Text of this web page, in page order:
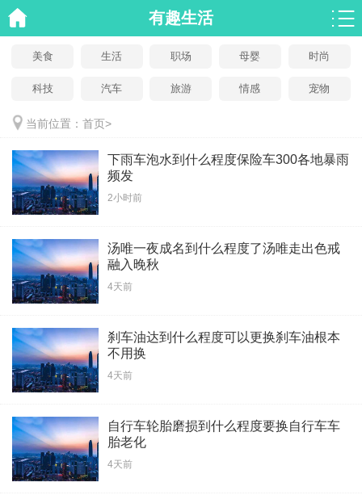
有趣生活
美食 生活 职场 母婴 时尚
科技 汽车 旅游 情感 宠物
当前位置： 首页>
下雨车泡水到什么程度保险车300各地暴雨
频发
2小时前
汤唯一夜成名到什么程度了汤唯走出色戒
融入晚秋
4天前
刹车油达到什么程度可以更换刹车油根本
不用换
4天前
自行车轮胎磨损到什么程度要换自行车车
胎老化
4天前